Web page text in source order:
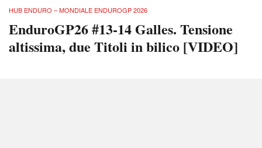
HUB ENDURO – MONDIALE ENDUROGP 2026
EnduroGP26 #13-14 Galles. Tensione
altissima, due Titoli in bilico [VIDEO]